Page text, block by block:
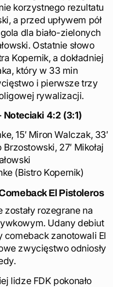
korzystnego rezultatu
a przed upływem pół
dla biało-zielonych
Ostatnie słowo
Kopernik, a dokładniej
który w 33 min
i pierwsze trzy
rywalizacji.
Noteciaki 4:2 (3:1)
15′ Miron Walczak, 33′
27′ Mikołaj
(Bistro Kopernik)
El Pistoleros
rozegrane na
Udany debiut
comeback zanotowali El
zwycięstwo odniosły
lidze FDK pokonało